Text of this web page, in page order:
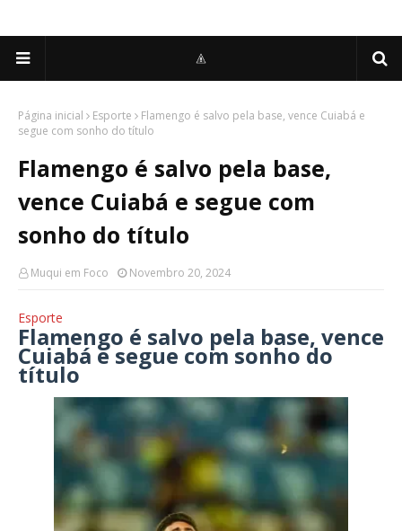
Página inicial Esporte
Flamengo é salvo pela base, vence Cuiabá e
segue com sonho do título
Flamengo é salvo pela base,
vence Cuiabá e segue com
sonho do título
Muqui em Foco Novembro 20, 2024
Esporte
Flamengo é salvo pela base, vence
Cuiabá e segue com sonho do
título